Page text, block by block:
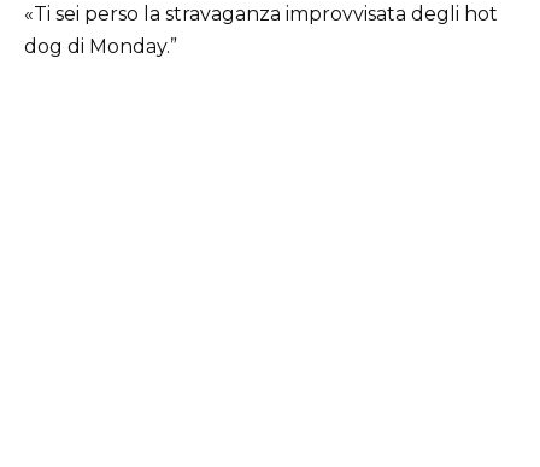
«Ti sei perso la stravaganza improvvisata degli hot
dog di Monday.”